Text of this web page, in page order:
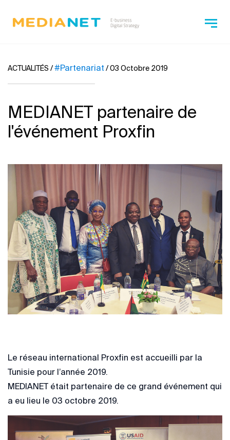
ACTUALITÉS /#Partenariat /03 Octobre 2019
MEDIANET partenaire de
l'événement Proxfin
Le réseau international Proxfin est accueilli par la
Tunisie pour l’année 2019.
MEDIANET était partenaire de ce grand événement qui
a eu lieu le 03 octobre 2019.